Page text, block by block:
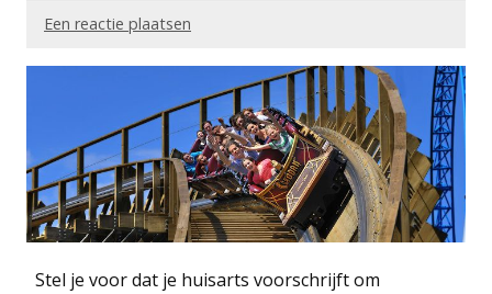
Een reactie plaatsen
Stel je voor dat je huisarts voorschrijft om